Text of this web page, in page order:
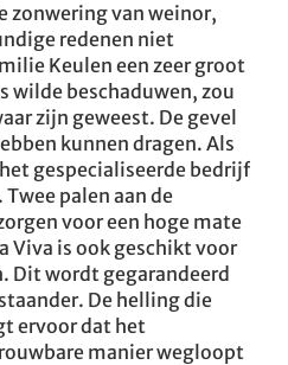
zonwering van weinor,
redenen niet
Keulen een zeer groot
wilde beschaduwen, zou
zijn geweest. De gevel
kunnen dragen. Als
gespecialiseerde bedrijf
palen aan de
voor een hoge mate
Viva is ook geschikt voor
Dit wordt gegarandeerd
De helling die
ervoor dat het
manier wegloopt